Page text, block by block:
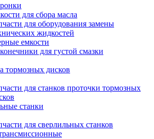
для сбора масла
для оборудования замены
жидкостей
емкости
для густой смазки
тормозных дисков
для станков проточки тормозных
станки
для сверлильных станков